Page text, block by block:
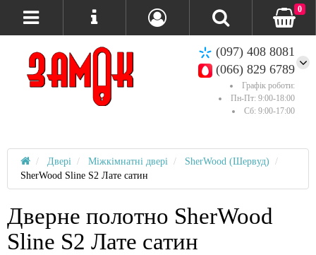
(097) 408 8081
(066) 829 6789
Графік роботи:
Пн-Пт: 9:00-18:00
Сб: 9:00-17:00
0
Двері Міжкімнатні двері
SherWood (Шервуд)
SherWood Sline S2 Лате сатин
Дверне полотно SherWood
Sline S2 Лате сатин